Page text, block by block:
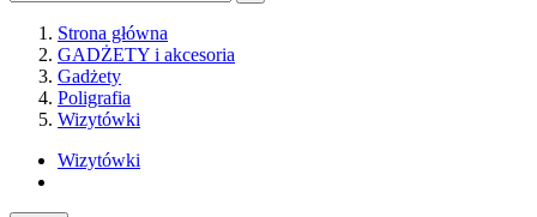
Strona główna
GADŻETY i akcesoria
Gadżety
Poligrafia
Wizytówki
Wizytówki